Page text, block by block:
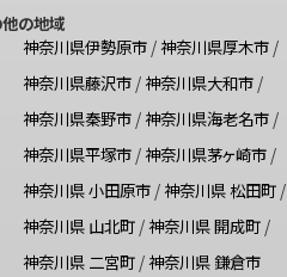
の地域
神奈川県伊勢原市/神奈川県厚木市/
神奈川県藤沢市/神奈川県大和市/
神奈川県秦野市/神奈川県海老名市/
神奈川県平塚市/神奈川県茅ヶ崎市/
神奈川県 小田原市/神奈川県 松田町/
神奈川県 山北町/神奈川県 開成町/
神奈川県 二宮町/神奈川県 鎌倉市